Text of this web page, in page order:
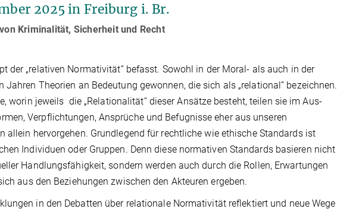
2025 in Freiburg i. Br.
Kriminalität, Sicherheit und Recht
der „relativen Normativität“ befasst. Sowohl in der Moral- als auch in der
Theorien an Bedeutung gewonnen, die sich als „relational“ bezeichnen.
worin jeweils die „Relationalität“ dieser Ansätze besteht, teilen sie im Aus­
Verpflichtungen, Ansprüche und Befugnisse eher aus unseren
allein hervorgehen. Grundlegend für rechtliche wie ethische Standards ist
Individuen oder Gruppen. Denn diese normativen Standards basieren nicht
Handlungsfähigkeit, sondern werden auch durch die Rollen, Erwartungen
aus den Beziehungen zwischen den Akteuren ergeben.
in den Debatten über relationale Normativität reflektiert und neue Wege